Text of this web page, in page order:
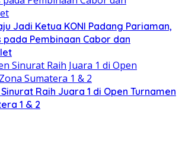
Jadi Ketua KONI Padang Pariaman,
pada Pembinaan Cabor dan
Raih Juara 1 di Open Turnamen
1 & 2